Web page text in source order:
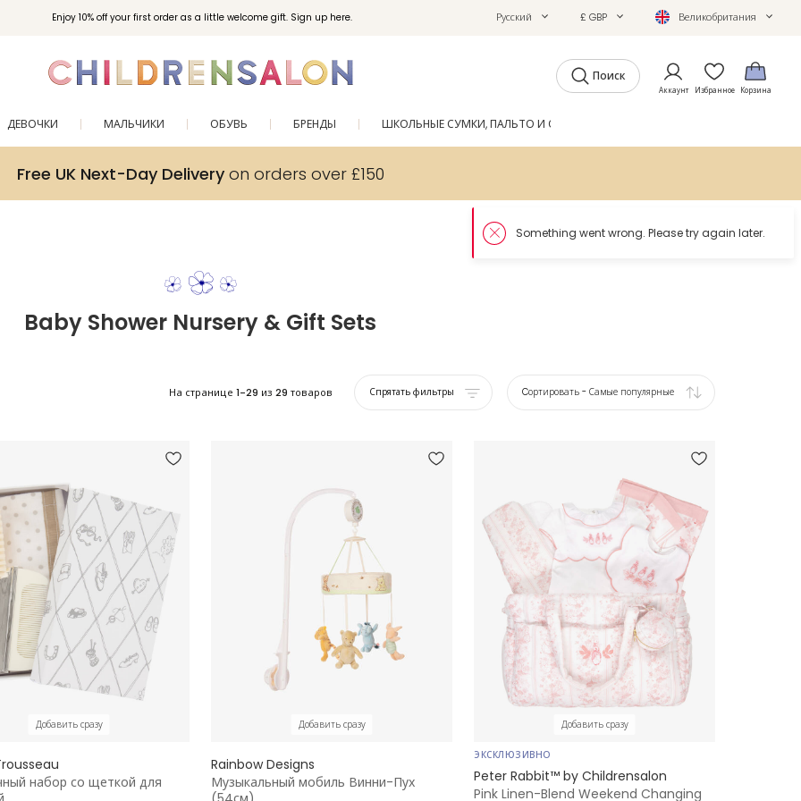
Enjoy 10% off your first order as a little welcome gift. Sign up here. Русский £ GBP Великобритания
Поиск
Аккаунт Избранное Корзина
ДЕВОЧКИ МАЛЬЧИКИ ОБУВЬ БРЕНДЫ ШКОЛЬНЫЕ СУМКИ, ПАЛЬТО И ОБУВЬ
Free UK Next-Day Deliveryon orders over £150
Baby Shower Nursery & Gift Sets
На странице 1-29 из 29 товаров Спрятать фильтры Cортировать - Самые популярные
Добавить сразу
набор со щеткой для
Добавить сразу
Rainbow Designs
Музыкальный мобиль Винни-Пух
Добавить сразу
ЭКСКЛЮЗИВНО
Peter Rabbit™ by Childrensalon
Pink Linen-Blend Weekend Changing